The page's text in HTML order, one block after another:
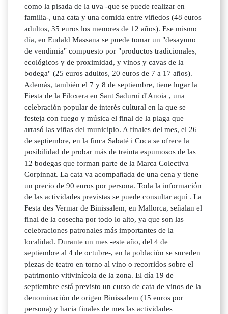
como la pisada de la uva -que se puede realizar en
familia-, una cata y una comida entre viñedos (48 euros
adultos, 35 euros los menores de 12 años). Ese mismo
día, en Eudald Massana se puede tomar un "desayuno
de vendimia" compuesto por "productos tradicionales,
ecológicos y de proximidad, y vinos y cavas de la
bodega" (25 euros adultos, 20 euros de 7 a 17 años).
Además, también el 7 y 8 de septiembre, tiene lugar la
Fiesta de la Filoxera en Sant Sadurní d'Anoia , una
celebración popular de interés cultural en la que se
festeja con fuego y música el final de la plaga que
arrasó las viñas del municipio. A finales del mes, el 26
de septiembre, en la finca Sabaté i Coca se ofrece la
posibilidad de probar más de treinta espumosos de las
12 bodegas que forman parte de la Marca Colectiva
Corpinnat. La cata va acompañada de una cena y tiene
un precio de 90 euros por persona. Toda la información
de las actividades previstas se puede consultar aquí . La
Festa des Vermar de Binissalem, en Mallorca, señalan el
final de la cosecha por todo lo alto, ya que son las
celebraciones patronales más importantes de la
localidad. Durante un mes -este año, del 4 de
septiembre al 4 de octubre-, en la población se suceden
piezas de teatro en torno al vino o recorridos sobre el
patrimonio vitivinícola de la zona. El día 19 de
septiembre está previsto un curso de cata de vinos de la
denominación de origen Binissalem (15 euros por
persona) y hacia finales de mes las actividades